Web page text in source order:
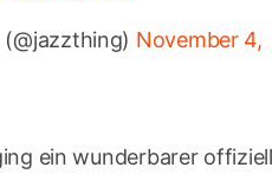
November 4,
ein wunderbarer